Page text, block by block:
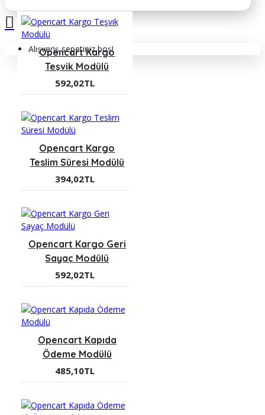
Alışveriş sepetiniz boş!
Opencart Kargo
Teşvik Modülü
592,02TL
Opencart Kargo
Teslim Süresi Modülü
394,02TL
Opencart Kargo Geri
Sayaç Modülü
592,02TL
Opencart Kapıda
Ödeme Modülü
485,10TL